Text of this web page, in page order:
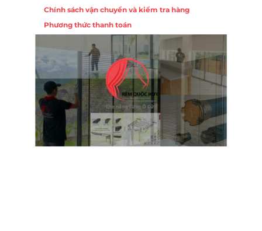
Chính sách vận chuyển và kiểm tra hàng
Phương thức thanh toán